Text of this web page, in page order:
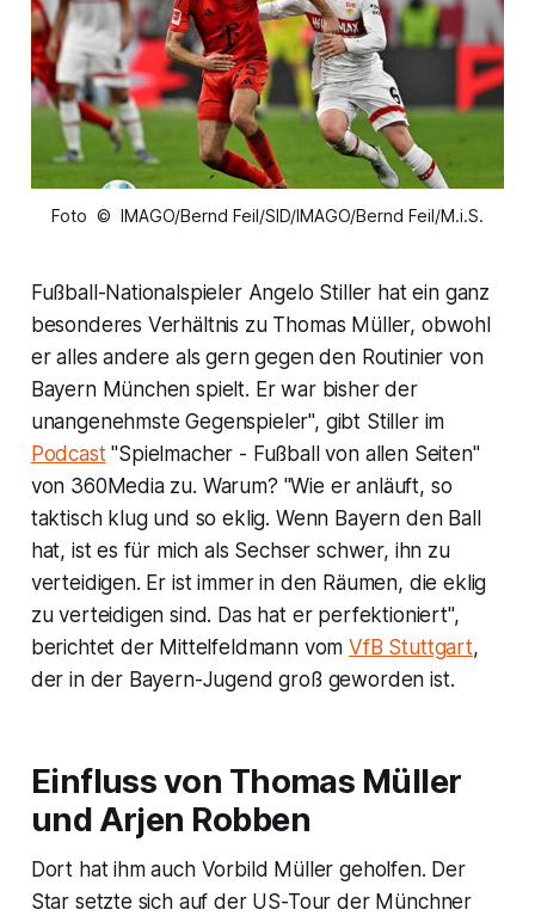
Foto © IMAGO/Bernd Feil/SID/IMAGO/Bernd Feil/M.i.S.
Fußball-Nationalspieler Angelo Stiller hat ein ganz
besonderes Verhältnis zu Thomas Müller, obwohl
er alles andere als gern gegen den Routinier von
Bayern München spielt. Er war bisher der
unangenehmste Gegenspieler", gibt Stiller im
Podcast"Spielmacher - Fußball von allen Seiten"
von 360Media zu. Warum? "Wie er anläuft, so
taktisch klug und so eklig. Wenn Bayern den Ball
hat, ist es für mich als Sechser schwer, ihn zu
verteidigen. Er ist immer in den Räumen, die eklig
zu verteidigen sind. Das hat er perfektioniert",
berichtet der Mittelfeldmann vomVfB Stuttgart,
der in der Bayern-Jugend groß geworden ist.
Einfluss von Thomas Müller
und Arjen Robben
Dort hat ihm auch Vorbild Müller geholfen. Der
Star setzte sich auf der US-Tour der Münchner